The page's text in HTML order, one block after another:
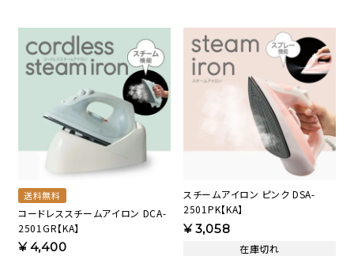
送料無料
コードレススチームアイロン DCA-
2501GR【KA】
¥4,400
スチームアイロン ピンク DSA-
2501PK【KA】
¥3,058
在庫切れ